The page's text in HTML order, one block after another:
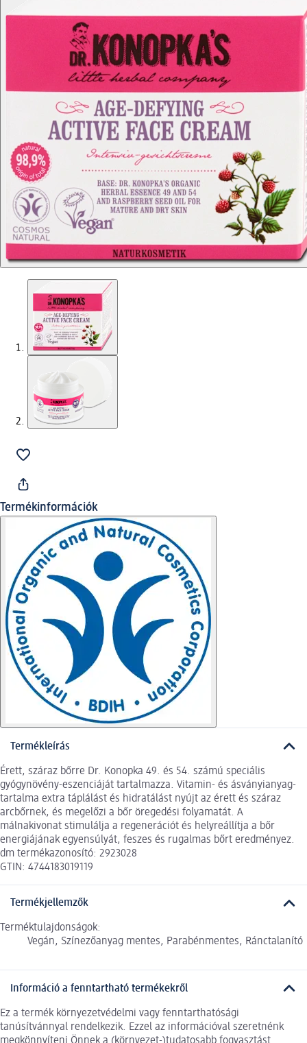
Termékinformációk
Termékleírás
Érett, száraz bőrre Dr. Konopka 49. és 54. számú speciális
gyógynövény-eszenciáját tartalmazza. Vitamin- és ásványianyag-
tartalma extra táplálást és hidratálást nyújt az érett és száraz
arcbőrnek, és megelőzi a bőr öregedési folyamatát. A
málnakivonat stimulálja a regenerációt és helyreállítja a bőr
energiájának egyensúlyát, feszes és rugalmas bőrt eredményez.
dm termékazonosító: 2923028
GTIN: 4744183019119
Termékjellemzők
Terméktulajdonságok:
Vegán, Színezőanyag mentes, Parabénmentes, Ránctalanító
Információ a fenntartható termékekről
Ez a termék környezetvédelmi vagy fenntarthatósági
tanúsítvánnyal rendelkezik. Ezzel az információval szeretnénk